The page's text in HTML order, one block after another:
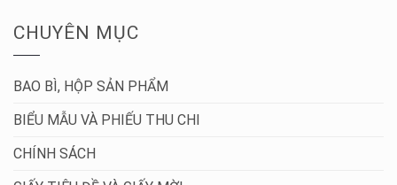
CHUYÊN MỤC
BAO BÌ, HỘP SẢN PHẨM
BIỂU MẪU VÀ PHIẾU THU CHI
CHÍNH SÁCH